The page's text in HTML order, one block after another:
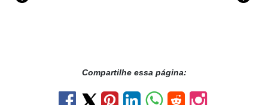
Compartilhe essa página: